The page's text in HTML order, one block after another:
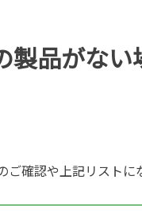
製品がない
ご確認や上記リスト